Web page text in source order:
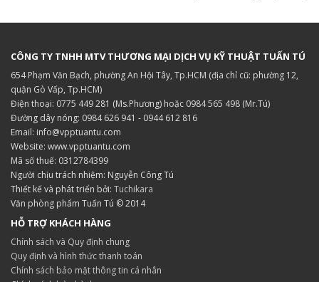
CÔNG TY TNHH MTV THƯƠNG MẠI DỊCH VỤ KỸ THUẬT TUẤN TÚ
654 Phạm Văn Bạch, phường An Hội Tây, Tp.HCM (địa chỉ cũ: phường 12,
quận Gò Vấp, Tp.HCM)
Điện thoại: 0775 449 281 (Ms.Phương) hoặc 0984 565 498 (Mr.Tú)
Đường dây nóng: 0984 626 941 - 0944 612 816
Email: info@vpptuantu.com
Website: www.vpptuantu.com
Mã số thuế: 0312784399
Người chịu trách nhiệm: Nguyễn Công Tú
Thiết kế và phát triển bởi: Tuchikara
Văn phòng phẩm Tuấn Tú © 2014
HỖ TRỢ KHÁCH HÀNG
Chính sách và Quy định chung
Quy định và hình thức thanh toán
Chính sách bảo mật thông tin cá nhân